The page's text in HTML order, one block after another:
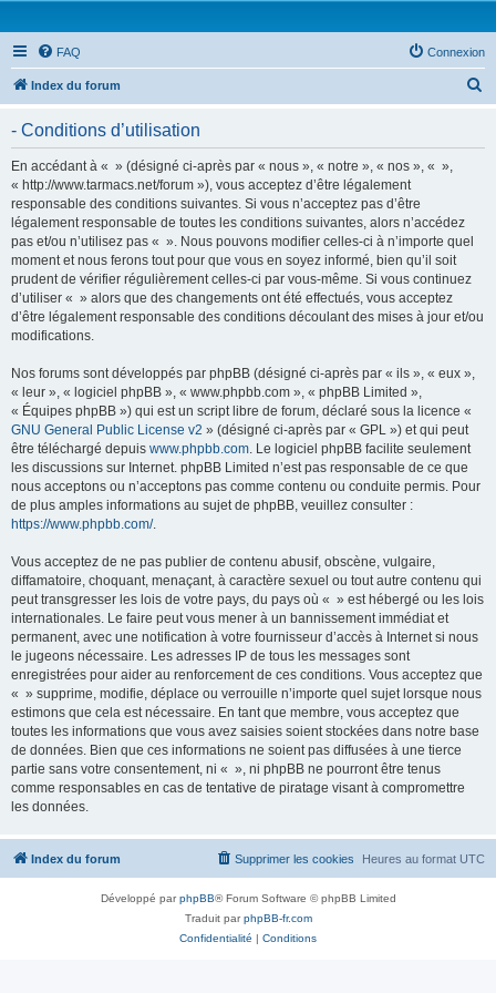
FAQ Connexion
Index du forum
- Conditions d’utilisation
En accédant à « » (désigné ci-après par « nous », « notre », « nos », « »,
« http://www.tarmacs.net/forum »), vous acceptez d’être légalement
responsable des conditions suivantes. Si vous n’acceptez pas d’être
légalement responsable de toutes les conditions suivantes, alors n’accédez
pas et/ou n’utilisez pas « ». Nous pouvons modifier celles-ci à n’importe quel
moment et nous ferons tout pour que vous en soyez informé, bien qu’il soit
prudent de vérifier régulièrement celles-ci par vous-même. Si vous continuez
d’utiliser « » alors que des changements ont été effectués, vous acceptez
d’être légalement responsable des conditions découlant des mises à jour et/ou
modifications.
Nos forums sont développés par phpBB (désigné ci-après par « ils », « eux »,
« leur », « logiciel phpBB », « www.phpbb.com », « phpBB Limited »,
« Équipes phpBB ») qui est un script libre de forum, déclaré sous la licence «
GNU General Public License v2 » (désigné ci-après par « GPL ») et qui peut
être téléchargé depuis www.phpbb.com. Le logiciel phpBB facilite seulement
les discussions sur Internet. phpBB Limited n’est pas responsable de ce que
nous acceptons ou n’acceptons pas comme contenu ou conduite permis. Pour
de plus amples informations au sujet de phpBB, veuillez consulter :
https://www.phpbb.com/.
Vous acceptez de ne pas publier de contenu abusif, obscène, vulgaire,
diffamatoire, choquant, menaçant, à caractère sexuel ou tout autre contenu qui
peut transgresser les lois de votre pays, du pays où « » est hébergé ou les lois
internationales. Le faire peut vous mener à un bannissement immédiat et
permanent, avec une notification à votre fournisseur d’accès à Internet si nous
le jugeons nécessaire. Les adresses IP de tous les messages sont
enregistrées pour aider au renforcement de ces conditions. Vous acceptez que
« » supprime, modifie, déplace ou verrouille n’importe quel sujet lorsque nous
estimons que cela est nécessaire. En tant que membre, vous acceptez que
toutes les informations que vous avez saisies soient stockées dans notre base
de données. Bien que ces informations ne soient pas diffusées à une tierce
partie sans votre consentement, ni « », ni phpBB ne pourront être tenus
comme responsables en cas de tentative de piratage visant à compromettre
les données.
Index du forum Heures au format UTC
Supprimer les cookies
Développé parphpBB® Forum Software © phpBB Limited
Traduit parphpBB-fr.com
Confidentialité | Conditions